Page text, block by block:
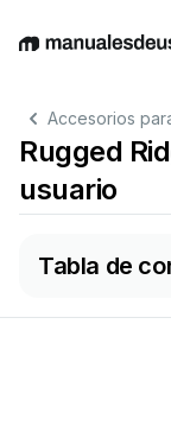
EnglishDeutsch
Accesorios
Rugged
usuario
Tabla de